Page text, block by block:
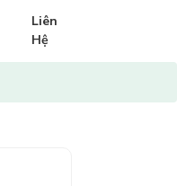
Liên
Hệ